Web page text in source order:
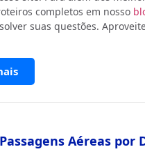
completos em nosso
suas questões.
Aéreas por